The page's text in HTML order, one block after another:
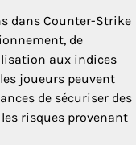
dans Counter-Strike
de
aux indices
joueurs peuvent
de sécuriser des
risques provenant